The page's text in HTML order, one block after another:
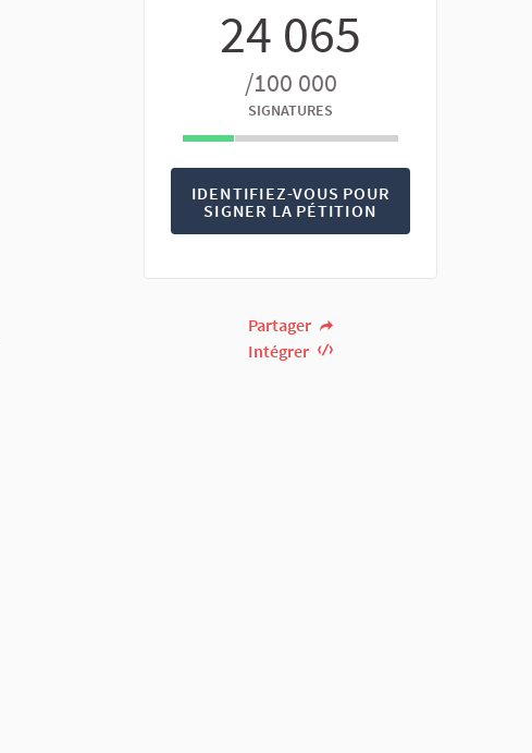
24 065
/100 000
SIGNATURES
IDENTIFIEZ-VOUS POUR
SIGNER LA PÉTITION
Partager
Intégrer